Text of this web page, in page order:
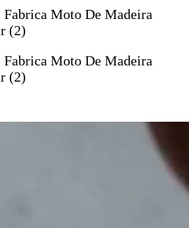
Fabrica Moto De Madeira
(2)
Fabrica Moto De Madeira
(2)